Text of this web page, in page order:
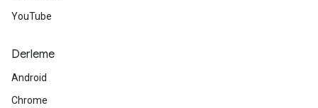
YouTube
Derleme
Android
Chrome